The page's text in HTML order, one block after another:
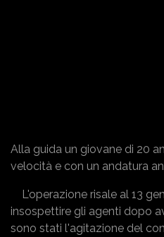
Alla guida un giovane di 20
velocità e con un andatura
L'operazione risale al 13
insospettire gli agenti dopo
sono stati l'agitazione del